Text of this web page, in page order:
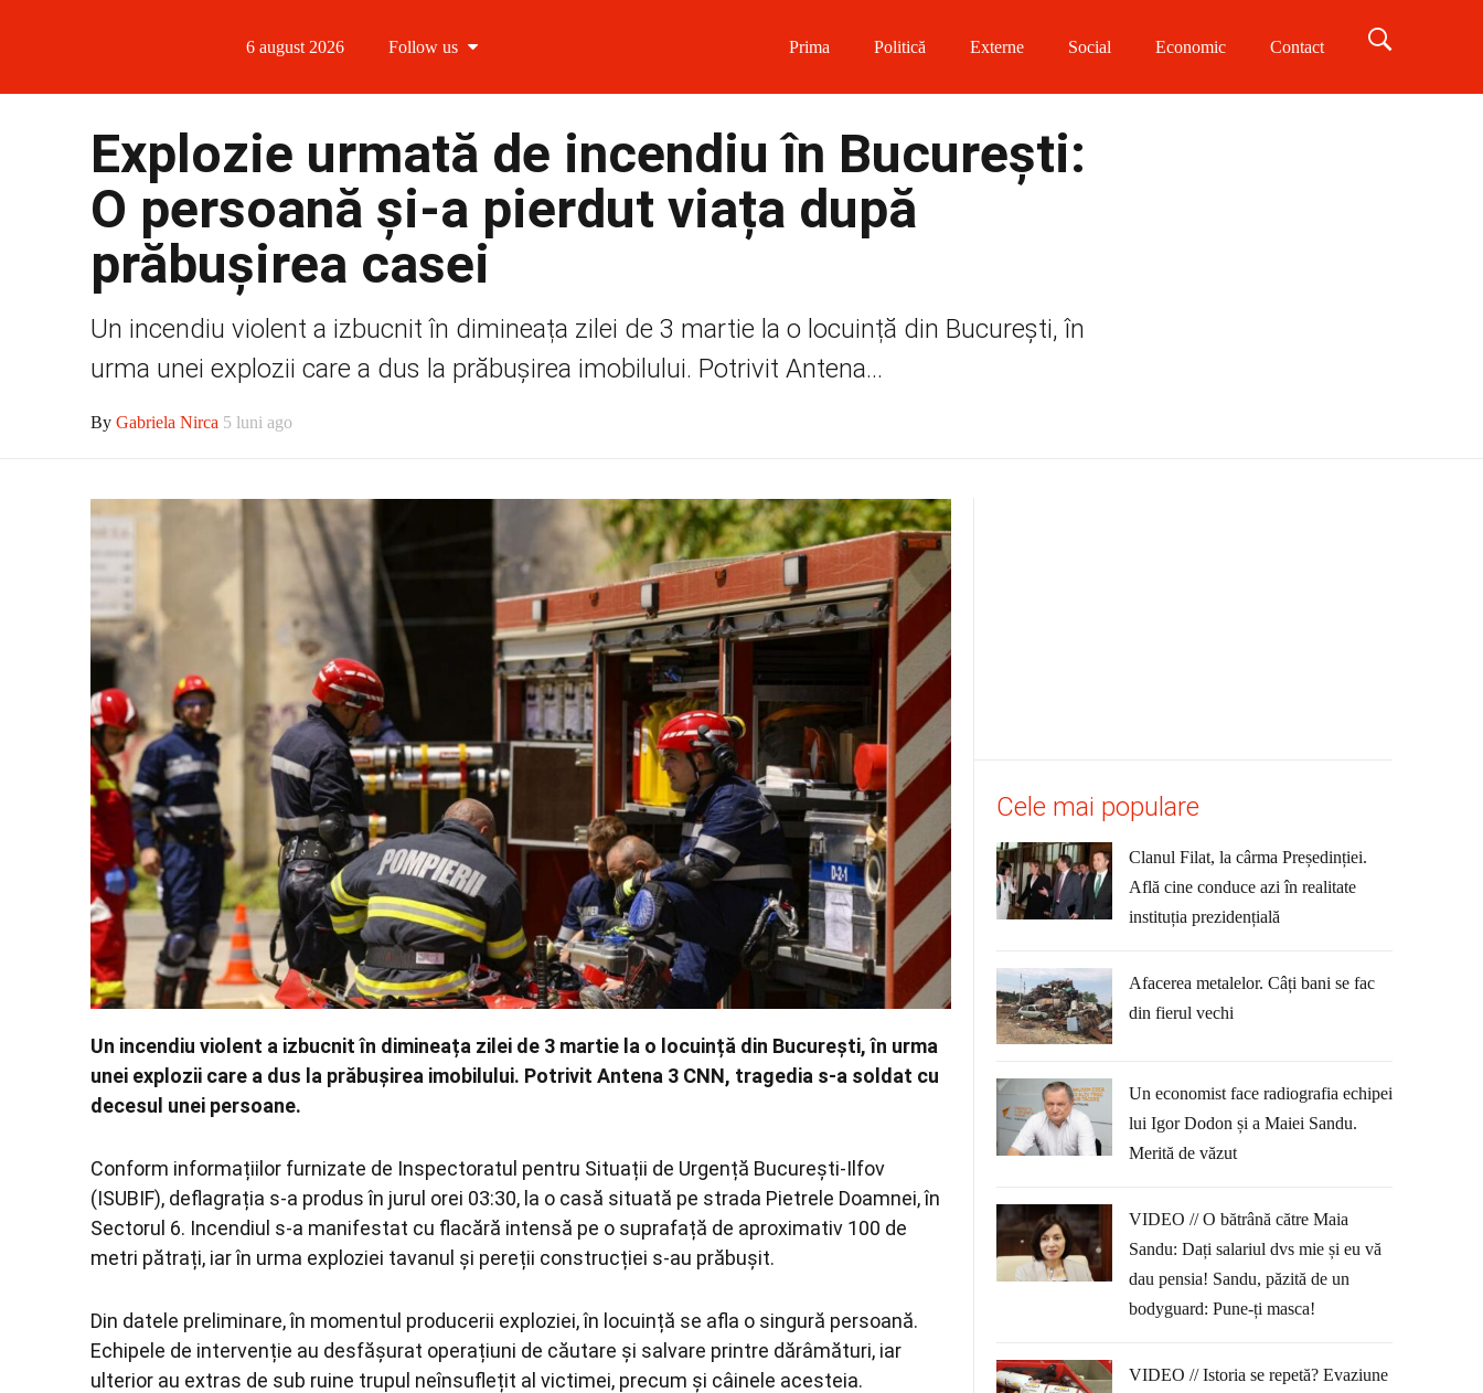
6 august 2026 Follow us
Follow us on Twitter
Prima Politică Externe Social Economic Contact
Explozie urmată de incendiu în București:
O persoană și-a pierdut viața după
prăbușirea casei
Un incendiu violent a izbucnit în dimineața zilei de 3 martie la o locuință din București, în
urma unei explozii care a dus la prăbușirea imobilului. Potrivit Antena...
By Gabriela Nirca 5 luni ago
Un incendiu violent a izbucnit în dimineața zilei de 3 martie la o locuință din București, în urma
unei explozii care a dus la prăbușirea imobilului. Potrivit Antena 3 CNN, tragedia s-a soldat cu
decesul unei persoane.
Conform informațiilor furnizate de Inspectoratul pentru Situații de Urgență București-Ilfov
(ISUBIF), deflagrația s-a produs în jurul orei 03:30, la o casă situată pe strada Pietrele Doamnei, în
Sectorul 6. Incendiul s-a manifestat cu flacără intensă pe o suprafață de aproximativ 100 de
metri pătrați, iar în urma exploziei tavanul și pereții construcției s-au prăbușit.
Din datele preliminare, în momentul producerii exploziei, în locuință se afla o singură persoană.
Echipele de intervenție au desfășurat operațiuni de căutare și salvare printre dărâmături, iar
ulterior au extras de sub ruine trupul neînsuflețit al victimei, precum și câinele acesteia.
Cele mai populare
Clanul Filat, la cârma Președinției.
Află cine conduce azi în realitate
instituția prezidențială
Afacerea metalelor. Câți bani se fac
din fierul vechi
Un economist face radiografia echipei
lui Igor Dodon și a Maiei Sandu.
Merită de văzut
VIDEO // O bătrână către Maia
Sandu: Dați salariul dvs mie și eu vă
dau pensia! Sandu, păzită de un
bodyguard: Pune-ți masca!
VIDEO // Istoria se repetă? Evaziune